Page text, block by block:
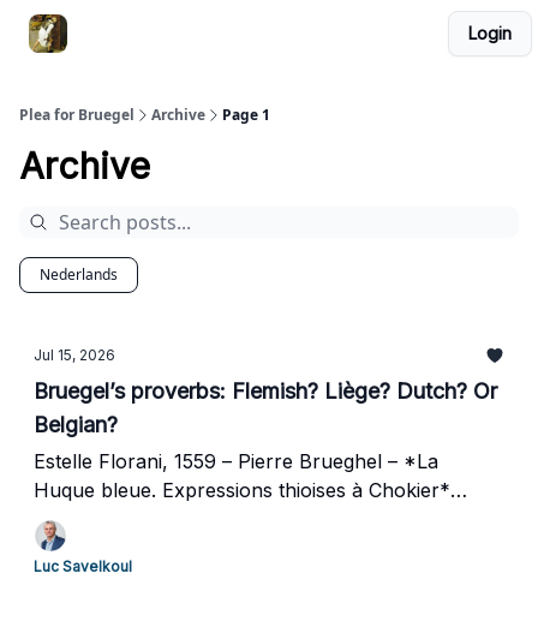
Login
Plea for Bruegel Archive Page 1
Archive
Nederlands
Jul 15, 2026
Bruegel’s proverbs: Flemish? Liège? Dutch? Or
Belgian?
Estelle Florani, 1559 – Pierre Brueghel – *La
Huque bleue. Expressions thioises à Chokier*
(*The Blue Huyck. Dutch expressions in Chokire*).
Luc Savelkoul